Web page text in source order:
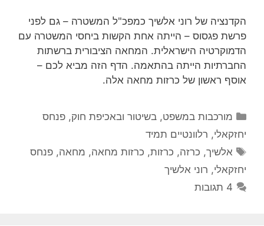
הקדנציה של רוני אלשיך כמפכ"ל המשטרה – גם לפני
פרשת פגסוס – הייתה אחת הקשות ביחסי המשטרה עם
הדמוקרטיה הישראלית. המחאה הציבורית ברשתות
החברתיות הייתה בהתאמה. הדף הזה מביא לכם –
אוסף ראשון של כרזות מחאה אלה.
קטגוריות
מורכבות במשפט, בשיטור ובאכיפת חוק,פנחס
יחזקאלי, רלוונטיים תמיד
תגיות
אלשיך, כרזה, כרזות, כרזות מחאה, מחאה,פנחס
יחזקאלי, רוני אלשיך
4 תגובות